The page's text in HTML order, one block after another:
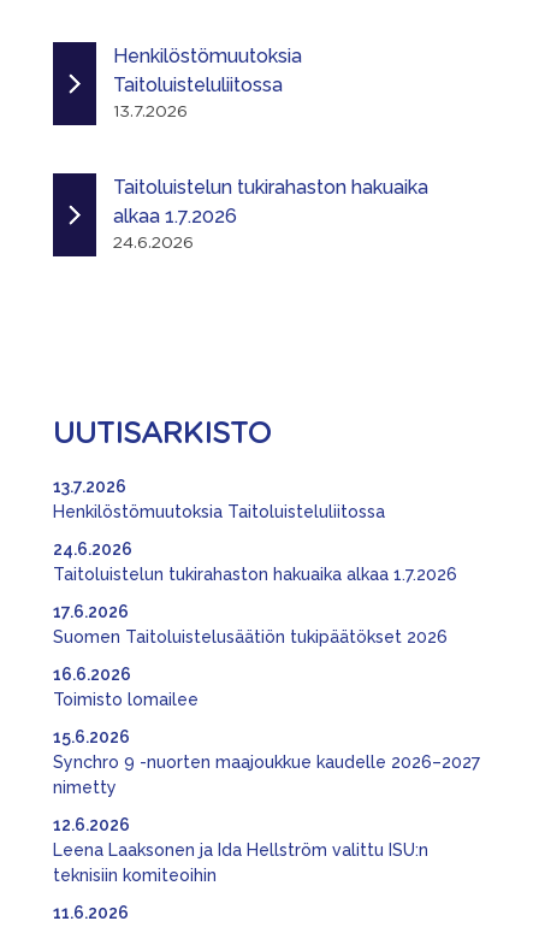
Henkilöstömuutoksia
Taitoluisteluliitossa
13.7.2026
Taitoluistelun tukirahaston hakuaika
alkaa 1.7.2026
24.6.2026
UUTISARKISTO
Henkilöstömuutoksia Taitoluisteluliitossa
13.7.2026
Taitoluistelun tukirahaston hakuaika alkaa 1.7.2026
24.6.2026
Suomen Taitoluistelusäätiön tukipäätökset 2026
17.6.2026
Toimisto lomailee
16.6.2026
Synchro 9 -nuorten maajoukkue kaudelle 2026–2027
nimetty
15.6.2026
Leena Laaksonen ja Ida Hellström valittu ISU:n
teknisiin komiteoihin
12.6.2026
11.6.2026